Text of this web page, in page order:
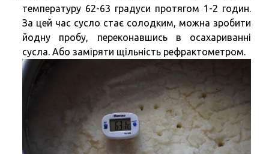
температуру 62-63 градуси протягом 1-2 годин.
За цей час сусло стає солодким, можна зробити
йодну пробу, переконавшись в осахариванні
сусла. Або заміряти щільність рефрактометром.